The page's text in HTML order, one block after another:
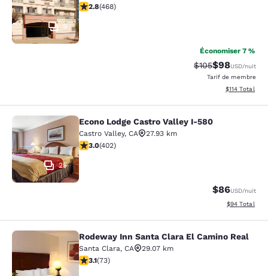
9
2.78 étoiles. Moyen. 468 commentaires
2.8(468)
Économiser 7 %
Tarif barré :
$105Tarif réduit :
$98USD/nuit
Tarif de membre
Afficher les
$114 Total
Econo Lodge Castro Valley I-580
25
Econo Lodge Castro Valley I-580
Castro Valley, CA
27.93 km
3.05 étoiles. Moyen. 402 commentaires
3.0(402)
$86USD/nuit
Afficher les
$94 Total
Rodeway Inn Santa Clara El
Rodeway Inn Santa Clara El Camino Real
Santa Clara, CA
29.07 km
3.12 étoiles. Bien. 73 commentaires
3.1(73)